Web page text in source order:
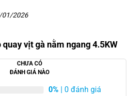
01/2026
vịt gà nằm ngang 4.5KW
CHƯA CÓ
ĐÁNH GIÁ NÀO
0% | 0 đánh giá